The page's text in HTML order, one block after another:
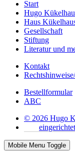
Start
Hugo
Haus
Gesellschaft
Stiftung
Literatur und
Kontakt
Bestellformular
ABC
© 2026 Hugo
Mobile Menu Toggle